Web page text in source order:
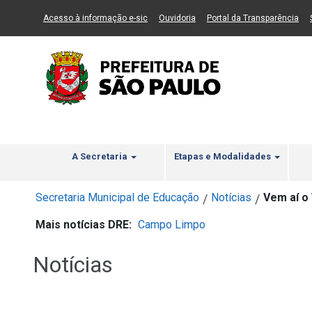
Ir ao Conteúdo Ir para menu principal 2 Ir para busca
Acesso à informação e-sic(Link para um novo sítio)
Ouvidoria (Link para um novo sítio)
Portal da Transparência
A Secretaria Etapas e Modalidades
Secretaria Municipal de Educação / Notícias / Vem aí o
Mais notícias DRE: Campo Limpo
Notícias